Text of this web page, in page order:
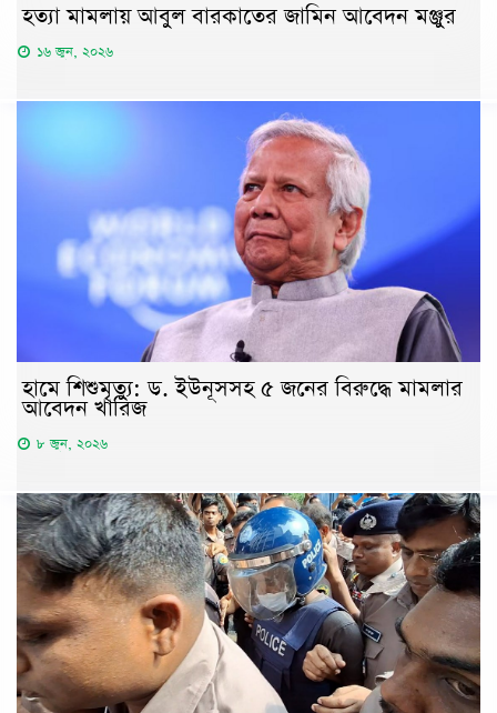
হত্যা মামলায় আবুল বারকাতের জামিন আবেদন মঞ্জুর
১৬ জুন, ২০২৬
হামে শিশুমৃত্যু: ড. ইউনূসসহ ৫ জনের বিরুদ্ধে মামলার
আবেদন খারিজ
৮ জুন, ২০২৬